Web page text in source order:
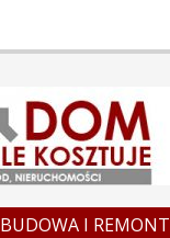
BUDOWA I REMONT